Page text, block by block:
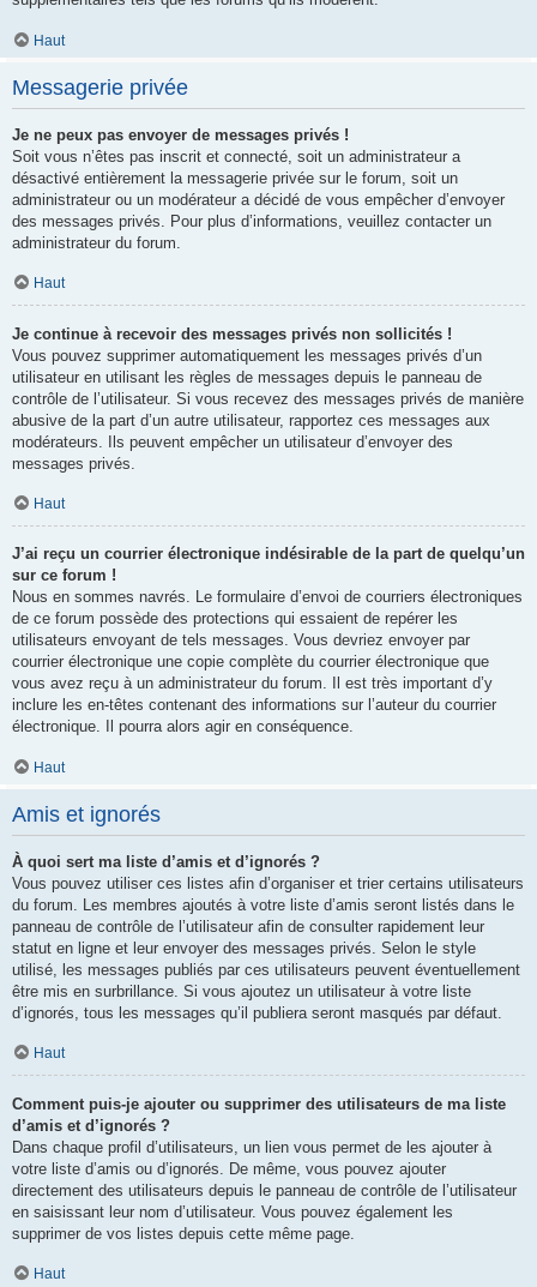
Haut
Messagerie privée
Je ne peux pas envoyer de messages privés !
Soit vous n’êtes pas inscrit et connecté, soit un administrateur a
désactivé entièrement la messagerie privée sur le forum, soit un
administrateur ou un modérateur a décidé de vous empêcher d’envoyer
des messages privés. Pour plus d’informations, veuillez contacter un
administrateur du forum.
Haut
Je continue à recevoir des messages privés non sollicités !
Vous pouvez supprimer automatiquement les messages privés d’un
utilisateur en utilisant les règles de messages depuis le panneau de
contrôle de l’utilisateur. Si vous recevez des messages privés de manière
abusive de la part d’un autre utilisateur, rapportez ces messages aux
modérateurs. Ils peuvent empêcher un utilisateur d’envoyer des
messages privés.
Haut
J’ai reçu un courrier électronique indésirable de la part de quelqu’un
sur ce forum !
Nous en sommes navrés. Le formulaire d’envoi de courriers électroniques
de ce forum possède des protections qui essaient de repérer les
utilisateurs envoyant de tels messages. Vous devriez envoyer par
courrier électronique une copie complète du courrier électronique que
vous avez reçu à un administrateur du forum. Il est très important d’y
inclure les en-têtes contenant des informations sur l’auteur du courrier
électronique. Il pourra alors agir en conséquence.
Haut
Amis et ignorés
À quoi sert ma liste d’amis et d’ignorés ?
Vous pouvez utiliser ces listes afin d’organiser et trier certains utilisateurs
du forum. Les membres ajoutés à votre liste d’amis seront listés dans le
panneau de contrôle de l’utilisateur afin de consulter rapidement leur
statut en ligne et leur envoyer des messages privés. Selon le style
utilisé, les messages publiés par ces utilisateurs peuvent éventuellement
être mis en surbrillance. Si vous ajoutez un utilisateur à votre liste
d’ignorés, tous les messages qu’il publiera seront masqués par défaut.
Haut
Comment puis-je ajouter ou supprimer des utilisateurs de ma liste
d’amis et d’ignorés ?
Dans chaque profil d’utilisateurs, un lien vous permet de les ajouter à
votre liste d’amis ou d’ignorés. De même, vous pouvez ajouter
directement des utilisateurs depuis le panneau de contrôle de l’utilisateur
en saisissant leur nom d’utilisateur. Vous pouvez également les
supprimer de vos listes depuis cette même page.
Haut